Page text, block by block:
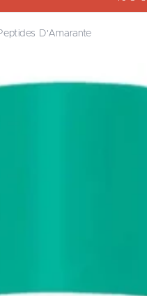
D'Amarante